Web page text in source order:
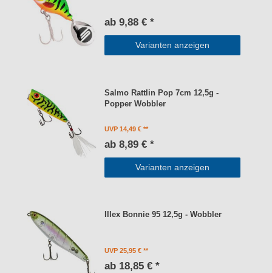
ab 9,88 € *
Varianten anzeigen
Salmo Rattlin Pop 7cm 12,5g -
Popper Wobbler
UVP 14,49 €
ab 8,89 € *
Varianten anzeigen
Illex Bonnie 95 12,5g - Wobbler
UVP 25,95 €
ab 18,85 € *